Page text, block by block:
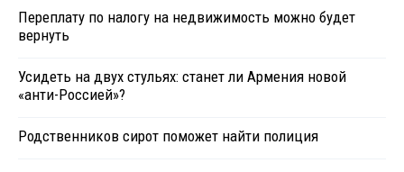
Переплату по налогу на недвижимость можно будет
вернуть
Усидеть на двух стульях: станет ли Армения новой
«анти-Россией»?
Родственников сирот поможет найти полиция